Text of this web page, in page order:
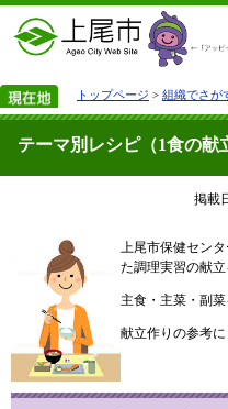
トップページ > 組織でさが
テーマ別レシピ（1食の献
掲載
上尾市保健セン
た調理実習の献立
主食・主菜・副
献立作りの参考に